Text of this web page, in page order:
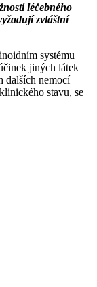
léčebného
zvláštní
systému
jiných látek
dalších nemocí
stavu, se